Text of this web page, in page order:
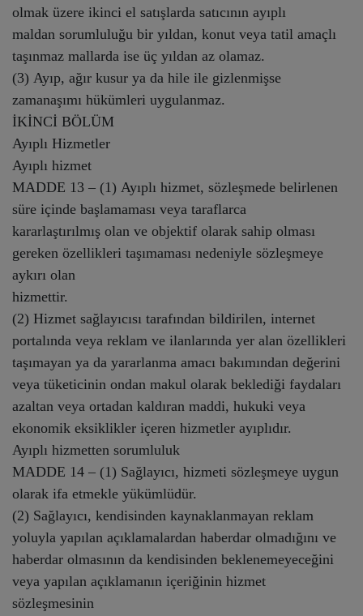
olmak üzere ikinci el satışlarda satıcının ayıplı
maldan sorumluluğu bir yıldan, konut veya tatil amaçlı
taşınmaz mallarda ise üç yıldan az olamaz.
(3) Ayıp, ağır kusur ya da hile ile gizlenmişse
zamanaşımı hükümleri uygulanmaz.
İKİNCİ BÖLÜM
Ayıplı Hizmetler
Ayıplı hizmet
MADDE 13 – (1) Ayıplı hizmet, sözleşmede belirlenen
süre içinde başlamaması veya taraflarca
kararlaştırılmış olan ve objektif olarak sahip olması
gereken özellikleri taşımaması nedeniyle sözleşmeye
aykırı olan
hizmettir.
(2) Hizmet sağlayıcısı tarafından bildirilen, internet
portalında veya reklam ve ilanlarında yer alan özellikleri
taşımayan ya da yararlanma amacı bakımından değerini
veya tüketicinin ondan makul olarak beklediği faydaları
azaltan veya ortadan kaldıran maddi, hukuki veya
ekonomik eksiklikler içeren hizmetler ayıplıdır.
Ayıplı hizmetten sorumluluk
MADDE 14 – (1) Sağlayıcı, hizmeti sözleşmeye uygun
olarak ifa etmekle yükümlüdür.
(2) Sağlayıcı, kendisinden kaynaklanmayan reklam
yoluyla yapılan açıklamalardan haberdar olmadığını ve
haberdar olmasının da kendisinden beklenemeyeceğini
veya yapılan açıklamanın içeriğinin hizmet
sözleşmesinin